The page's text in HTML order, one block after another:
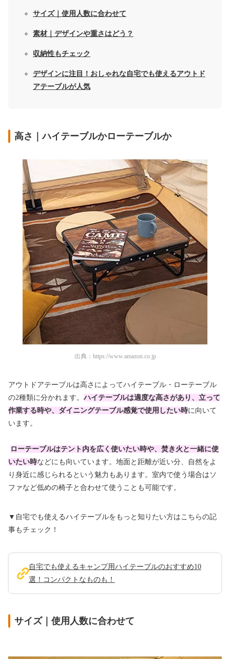
サイズ｜使用人数に合わせて
素材｜デザインや重さはどう？
収納性もチェック
デザインに注目！おしゃれな自宅でも使えるアウトド
アテーブルが人気
高さ｜ハイテーブルかローテーブルか
出典： https://www.amazon.co.jp
アウトドアテーブルは高さによってハイテーブル・ローテーブル
の2種類に分かれます。ハイテーブルは適度な高さがあり、立って
作業する時や、ダイニングテーブル感覚で使用したい時に向いて
います。
ローテーブルはテント内を広く使いたい時や、焚き火と一緒に使
いたい時などにも向いています。地面と距離が近い分、自然をよ
り身近に感じられるという魅力もあります。室内で使う場合はソ
ファなど低めの椅子と合わせて使うことも可能です。
▼自宅でも使えるハイテーブルをもっと知りたい方はこちらの記
事もチェック！
自宅でも使えるキャンプ用ハイテーブルのおすすめ10
選！コンパクトなものも！
サイズ｜使用人数に合わせて